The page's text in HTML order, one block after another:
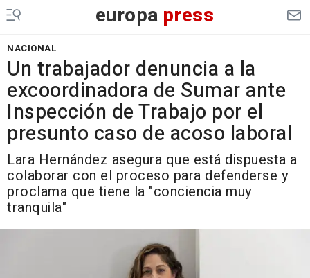
europa press
NACIONAL
Un trabajador denuncia a la
excoordinadora de Sumar ante
Inspección de Trabajo por el
presunto caso de acoso laboral
Lara Hernández asegura que está dispuesta a
colaborar con el proceso para defenderse y
proclama que tiene la "conciencia muy
tranquila"